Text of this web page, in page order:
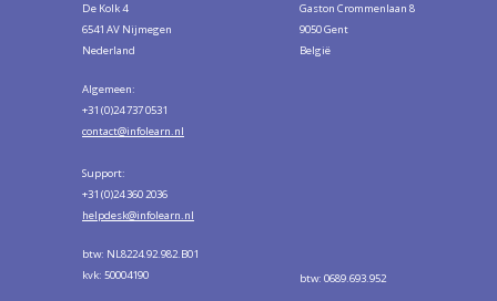
De Kolk 4
6541 AV Nijmegen
Nederland
Algemeen:
+31 (0)24 737 0531
contact@infolearn.nl
Support:
+31 (0)24 360 2036
helpdesk@infolearn.nl
btw: NL8224.92.982.B01
kvk: 50004190
Gaston Crommenlaan 8
9050 Gent
België
btw: 0689.693.952